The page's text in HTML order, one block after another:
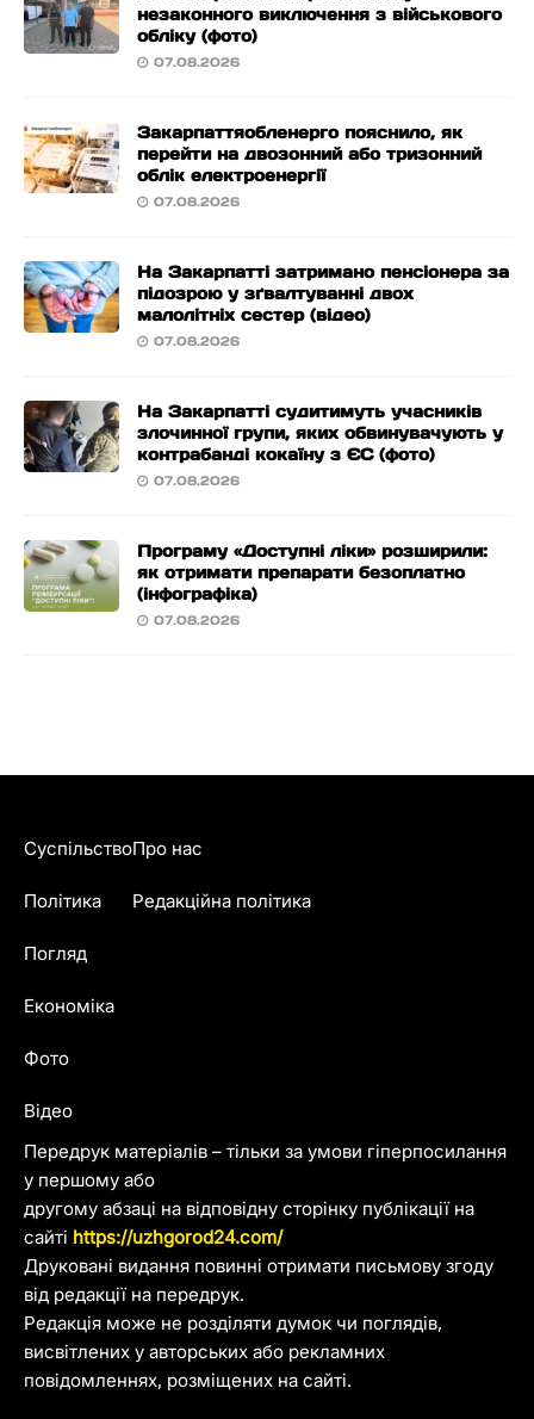
незаконного виключення з військового
обліку (фото)
07.08.2026
Закарпаттяобленерго пояснило, як
перейти на двозонний або тризонний
облік електроенергії
07.08.2026
На Закарпатті затримано пенсіонера за
підозрою у зґвалтуванні двох
малолітніх сестер (відео)
07.08.2026
На Закарпатті судитимуть учасників
злочинної групи, яких обвинувачують у
контрабанді кокаїну з ЄС (фото)
07.08.2026
Програму «Доступні ліки» розширили:
як отримати препарати безоплатно
(інфографіка)
07.08.2026
Передрук матеріалів – тільки за умови гіперпосилання
у першому або
другому абзаці на відповідну сторінку публікації на
сайті https://uzhgorod24.com/
Друковані видання повинні отримати письмову згоду
від редакції на передрук.
Редакція може не розділяти думок чи поглядів,
висвітлених у авторських або рекламних
повідомленнях, розміщених на сайті.
Суспільство
Політика
Погляд
Економіка
Фото
Відео
Про нас
Редакційна політика